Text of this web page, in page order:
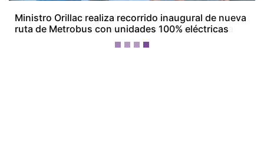
Empresarios de Aguadulce alertan por crisis
económica y ven en la minería una posible salida